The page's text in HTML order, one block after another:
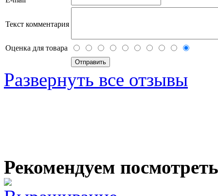
Текст комментария
Оценка для товара
Развернуть все отзывы
Рекомендуем посмотреть